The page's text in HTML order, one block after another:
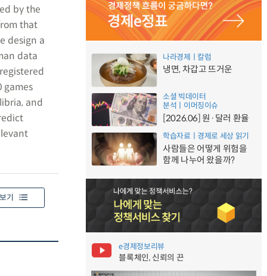
by the
that
design a
data
games
and
기
나라경제ㅣ칼럼
냉면, 차갑고 뜨거운
소셜 빅데이터
분석ㅣ이머징이슈
[2026.06] 원·달러 환율
학습자료ㅣ경제로 세상 읽기
사람들은 어떻게 위험을
함께 나누어 왔을까?
e경제정보리뷰
블록체인, 신뢰의 끈